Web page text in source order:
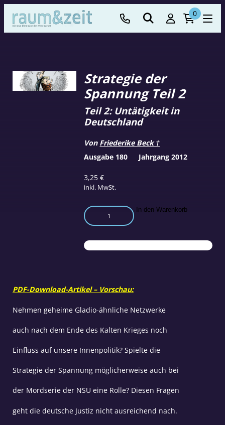
0
Strategie der
Spannung Teil 2
3,25€
inkl. MwSt.
Teil 2: Untätigkeit in
Deutschland
Von Friederike Beck †
Strategie
der
Teil
2
In den Warenkorb
Ausgabe 180 Jahrgang 2012
PDF-Download-Artikel – Vorschau:
Nehmen geheime Gladio-ähnliche Netzwerke
auch nach dem Ende des Kalten Krieges noch
Einfluss auf unsere Innenpolitik? Spielte die
Strategie der Spannung möglicherweise auch bei
der Mordserie der NSU eine Rolle? Diesen Fragen
geht die deutsche Justiz nicht ausreichend nach.